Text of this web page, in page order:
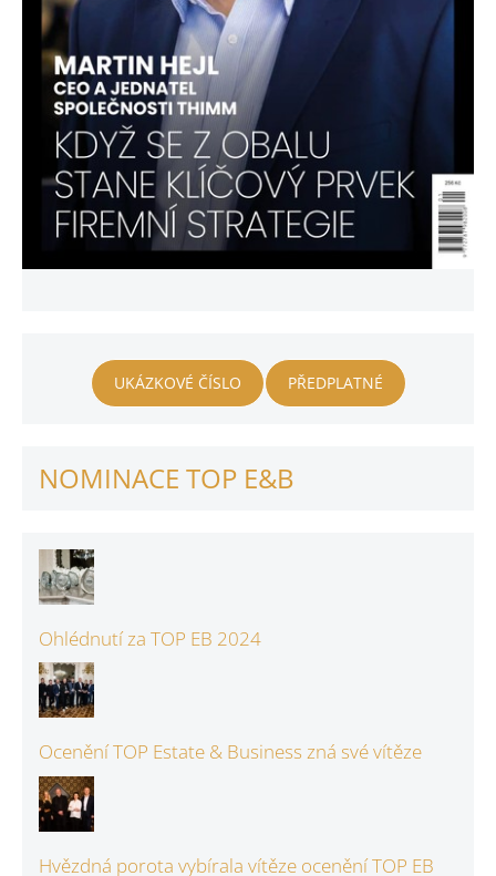
UKÁZKOVÉ ČÍSLO PŘEDPLATNÉ
NOMINACE TOP E&B
Ohlédnutí za TOP EB 2024
Ocenění TOP Estate & Business zná své vítěze
Hvězdná porota vybírala vítěze ocenění TOP EB